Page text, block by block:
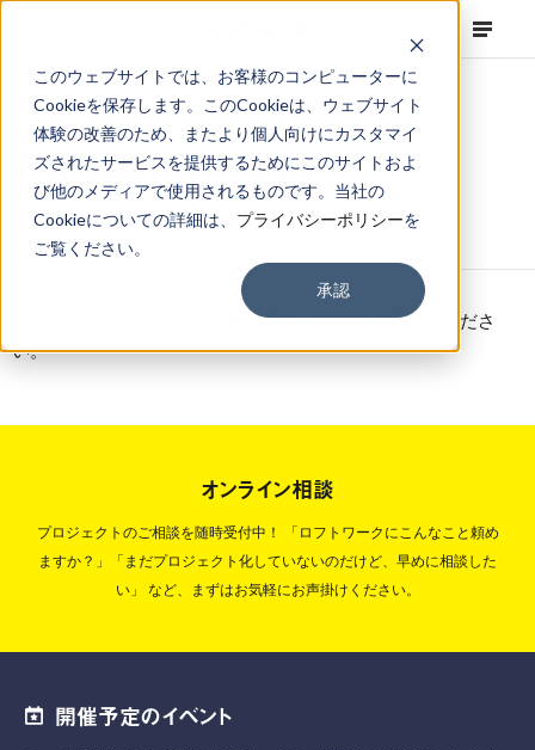
このウェブサイトでは、お客様のコンピューターに
Cookieを保存します。このCookieは、ウェブサイト
体験の改善のため、またより個人向けにカスタマイ
ズされたサービスを提供するためにこのサイトおよ
び他のメディアで使用されるものです。当社の
Cookieについての詳細は、 プライバシーポリシーを
ご覧ください。
承認
Download
大学ブランディングサービス資料ダウンロード
必要事項をご入力の上、「申し込む」ボタンを押してくださ
い。
オンライン相談
プロジェクトのご相談を随時受付中！
「ロフトワークにこんなこと頼め
ますか？」「まだプロジェクト化していないのだけど、早めに相談した
い」
など、まずはお気軽にお声掛けください。
開催予定のイベント